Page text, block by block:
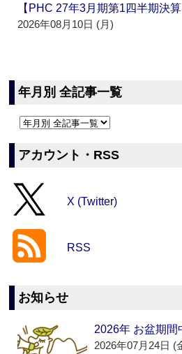
【PHC 27年3月期第1四半期決
2026年08月10日 (月)
年月別 全記事一覧
アカウント・RSS
X (Twitter)
RSS
お知らせ
2026年 お盆期間
2026年07月24日 (